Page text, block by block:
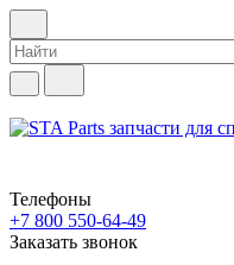
Телефоны
+7 800 550-64-49
Заказать звонок